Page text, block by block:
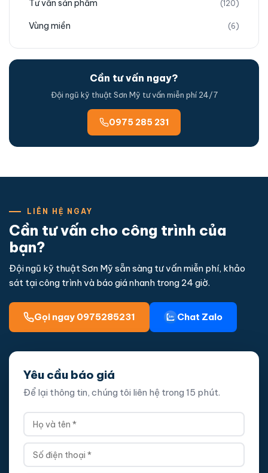
Tư vấn sản phẩm (120)
Vùng miền (6)
Cần tư vấn ngay?
Đội ngũ kỹ thuật Sơn Mỹ tư vấn miễn phí 24/7
0975 285 231
LIÊN HỆ NGAY
Cần tư vấn cho công trình của
bạn?
Đội ngũ kỹ thuật Sơn Mỹ sẵn sàng tư vấn miễn phí, khảo
sát tại công trình và báo giá nhanh trong 24 giờ.
Gọi ngay 0975285231 Chat Zalo
Yêu cầu báo giá
Để lại thông tin, chúng tôi liên hệ trong 15 phút.